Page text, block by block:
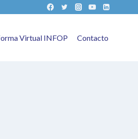
Virtual INFOP Contacto